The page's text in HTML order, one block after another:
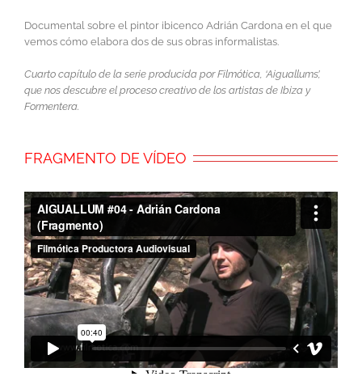
Documental sobre el pintor ibicenco Adrián Cardona en el que
vemos cómo elabora dos de sus obras informalistas.
Cuarto capítulo de la serie producida por Filmótica, ‘Aiguallums’,
que nos descubre el proceso creativo de los artistas de Ibiza y
Formentera.
FRAGMENTO DE VÍDEO